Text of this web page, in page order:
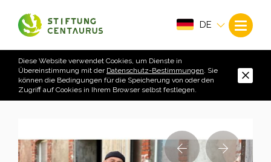
DE
Diese Website verwendet Cookies, um Dienste in
Übereinstimmung mit der Datenschutz-Bestimmungen. Sie
können die Bedingungen für die Speicherung von oder den
Zugriff auf Cookies in Ihrem Browser selbst festlegen.